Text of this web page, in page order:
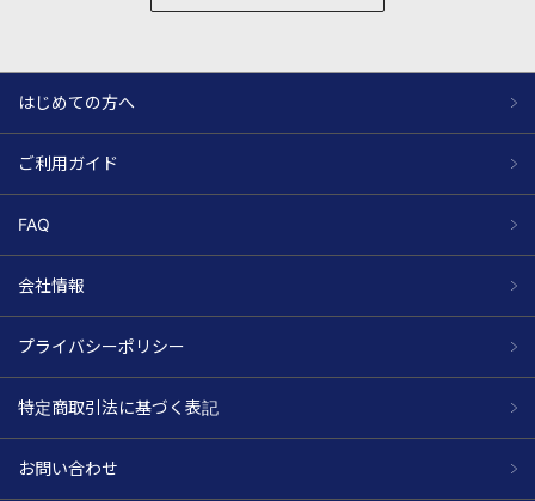
はじめての方へ
ご利用ガイド
FAQ
会社情報
プライバシーポリシー
特定商取引法に基づく表記
お問い合わせ